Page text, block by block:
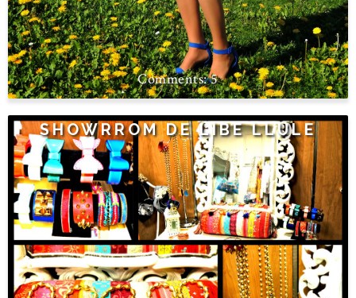
5
SHOWRROM DE LIBE LLULE